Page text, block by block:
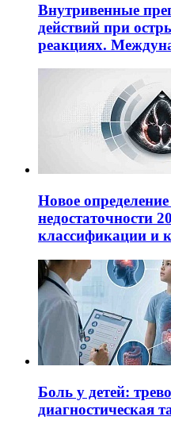
Внутривенные
действий при
реакциях.
Новое
недостаточности
классификации и
Боль у детей:
диагностическая